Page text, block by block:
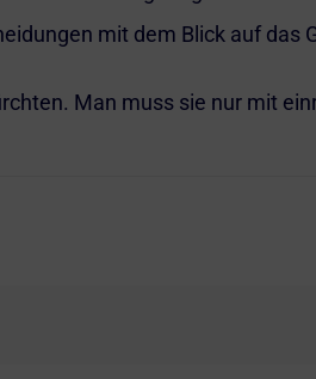
mit dem Blick auf das
Man muss sie nur mit